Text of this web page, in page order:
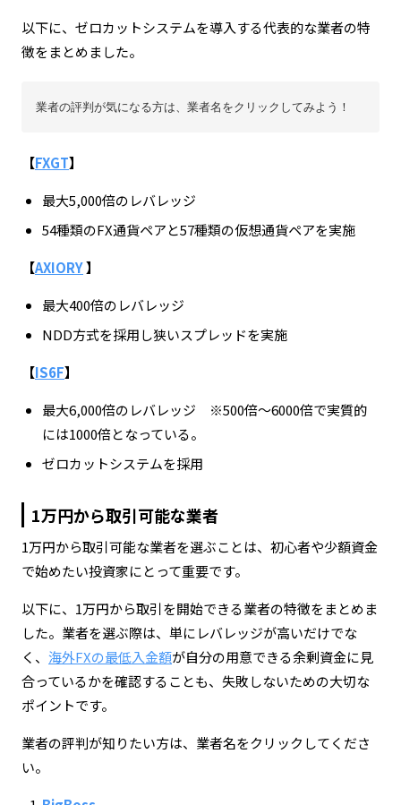
以下に、ゼロカットシステムを導入する代表的な業者の特
徴をまとめました。
業者の評判が気になる方は、業者名をクリックしてみよう！
【FXGT】
最大5,000倍のレバレッジ
54種類のFX通貨ペアと57種類の仮想通貨ペアを実施
【AXIORY】
最大400倍のレバレッジ
NDD方式を採用し狭いスプレッドを実施
【IS6F】
最大6,000倍のレバレッジ ※500倍〜6000倍で実質的
には1000倍となっている。
ゼロカットシステムを採用
1万円から取引可能な業者
1万円から取引可能な業者を選ぶことは、初心者や少額資金
で始めたい投資家にとって重要です。
以下に、1万円から取引を開始できる業者の特徴をまとめま
した。業者を選ぶ際は、単にレバレッジが高いだけでな
く、 海外FXの最低入金額が自分の用意できる余剰資金に見
合っているかを確認することも、失敗しないための大切な
ポイントです。
業者の評判が知りたい方は、業者名をクリックしてくださ
い。